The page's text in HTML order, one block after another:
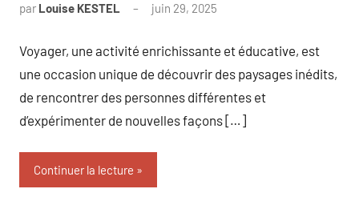
par Louise KESTEL juin 29, 2025
Voyager, une activité enrichissante et éducative, est
une occasion unique de découvrir des paysages inédits,
de rencontrer des personnes différentes et
d’expérimenter de nouvelles façons […]
Continuer la lecture